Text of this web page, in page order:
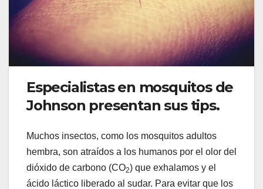
Especialistas en mosquitos de
Johnson presentan sus tips.
Muchos insectos, como los mosquitos adultos
hembra, son atraídos a los humanos por el olor del
dióxido de carbono (CO2) que exhalamos y el
ácido láctico liberado al sudar. Para evitar que los